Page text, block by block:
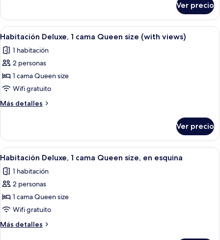
Queen
size
(Superior)
Deluxe,
cama
size
(Superior)
Ver precio
Abrir
todas
las
fotos
de
Habitación
Deluxe,
1
Queen
size
(with
views)
Una habitación de hotel moderna
5
Habitación Deluxe, 1 cama Queen size (with views)
1 habitación
2 personas
1 cama Queen size
Wifi gratuito
Más detalles
Más
Deluxe,
cama
size
(with
Ver precio
Abrir
todas
las
fotos
de
Habitación
Deluxe,
1
Una habitación de hotel moderna
5
Habitación Deluxe, 1 cama Queen size, en esquina
1 habitación
2 personas
1 cama Queen size
Wifi gratuito
Más detalles
Más